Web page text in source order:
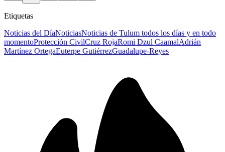
Etiquetas
Noticias del DíaNoticiasNoticias de Tulum todos los días y en todo
momentoProtección CivilCruz RojaRomi Dzul CaamalAdrián
Martínez OrtegaEuterpe GutiérrezGuadalupe-Reyes